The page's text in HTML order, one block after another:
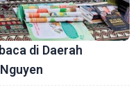
di Daerah